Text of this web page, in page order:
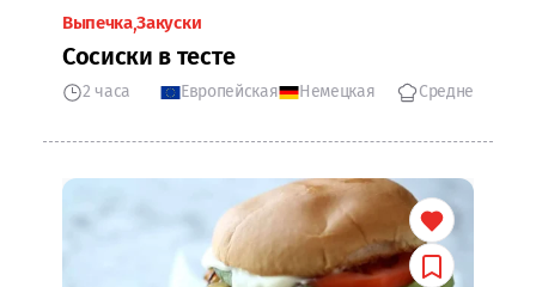
Выпечка Закуски
Сосиски в тесте
2 часа Европейская Немецкая Средне